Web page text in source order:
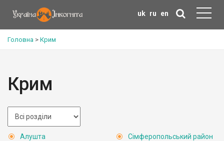
uk ru en
Головна > Крим
Крим
Алушта
Сімферопольський район